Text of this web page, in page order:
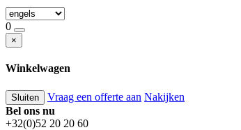
0
×
Winkelwagen
Sluiten Vraag een offerte aan Nakijken
Bel ons nu
+32(0)52 20 20 60